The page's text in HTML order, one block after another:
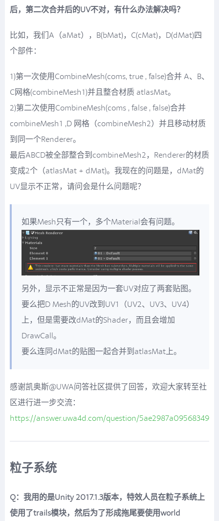
后，第二次合并后的UV不对，有什么办法解决吗？
比如，我们A（aMat），B(bMat)，C(cMat)，D(dMat)四
个部件：
1)第一次使用CombineMesh(coms, true , false)合并 A、B、
C网格(combineMesh1)并且整合材质 atlasMat。
2)第二次使用CombineMesh(coms , false , false)合并
combineMesh1 ,D 网格（combineMesh2）并且移动材质
到同一个Renderer。
最后ABCD被全部整合到combineMesh2，Renderer的材质
变成2个（atlasMat + dMat)。我现在的问题是，dMat的
UV显示不正常，请问会是什么问题呢？
如果Mesh只有一个，多个Material会有问题。
另外，显示不正常是因为一套UV对应了两套贴图。
要么把D Mesh的UV改到UV1（UV2、UV3、UV4）
上，但是需要改dMat的Shader，而且会增加
DrawCall。
要么连同dMat的贴图一起合并到atlasMat上。
感谢凯奥斯@UWA问答社区提供了回答，欢迎大家转至社
区进行进一步交流：
https://answer.uwa4d.com/question/
粒子系统
Q：我用的是Unity 2017.1.3版本，特效人员在粒子系统上
使用了trails模块，然后为了形成拖尾要使用world